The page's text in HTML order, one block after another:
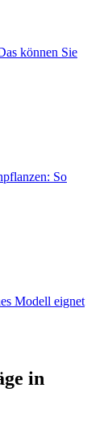
können Sie
So
Modell eignet
in